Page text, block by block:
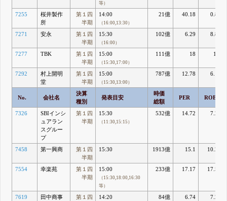
等）
7255
桜井製作
所
第１四
半期
14:00
（16:00,13:30）
21億 40.18 0.85
7271 安永
第１四
半期
15:30
（16:00）
102億 6.29 8.88
7277 TBK
第１四
半期
15:00
（15:30,17:00）
111億 18 1.9
7292
村上開明
堂
第１四
半期
15:00
（15:30,13:00）
787億 12.78 6.18
No. 会社名
決算
種別
発表目安
時価
総額
PER ROE
7326
SBIインシ
ュアラン
スグルー
プ
第１四
半期
15:30
（11:30,15:15）
532億 14.72 7.21
7458 第一興商
第１四
半期
15:30 1913億 15.1 10.24
7554 幸楽苑
第１四
半期
15:00
（15:30,18:00,16:30
等）
233億 17.17 17.55
7619 田中商事
第１四
14:20 84億 6.74 7.22